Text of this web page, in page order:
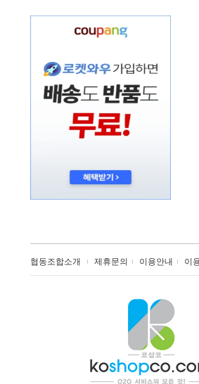
협동조합소개 제휴문의 이용안내 이